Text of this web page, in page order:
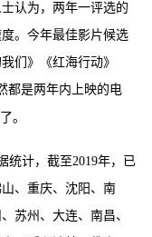
认为，两年一评选的
。今年最佳影片候选
们》《红海行动》
都是两年内上映的电
。
统计，截至2019年，已
、重庆、沈阳、南
苏州、大连、南昌、